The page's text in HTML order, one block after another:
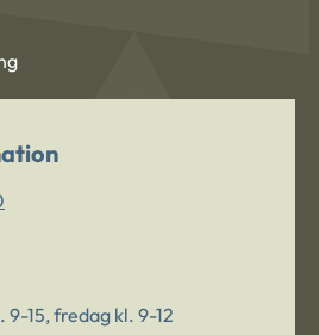
15, fredag kl. 9-12